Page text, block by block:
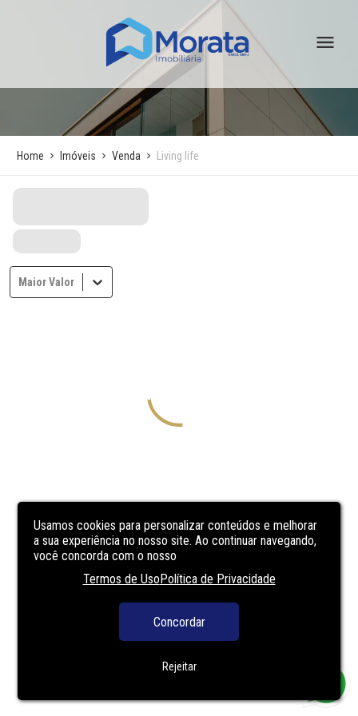
Usamos cookies para personalizar conteúdos e melhorar
a sua experiência no nosso site. Ao continuar navegando,
você concorda com o nosso
Termos de UsoPolítica de Privacidade
Concordar
Rejeitar
Home Imóveis Venda Living life
Maior Valor